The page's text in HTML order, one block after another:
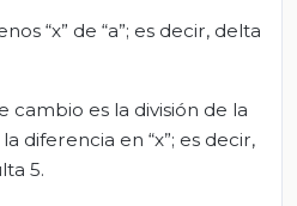
“x” de “a”; es decir, delta
cambio es la división de la
diferencia en “x”; es decir,
5.